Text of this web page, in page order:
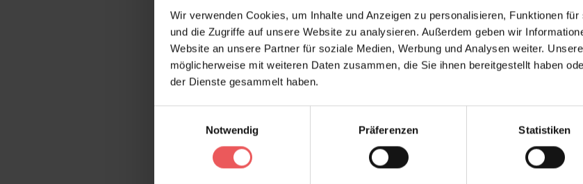
Wir verwenden Cookies, um Inhalte und Anzeigen zu personalisieren, Funktionen
und die Zugriffe auf unsere Website zu analysieren. Außerdem geben wir
Website an unsere Partner für soziale Medien, Werbung und Analysen weiter.
möglicherweise mit weiteren Daten zusammen, die Sie ihnen bereitgestellt haben
der Dienste gesammelt haben.
Notwendig
Präferenzen Statistiken